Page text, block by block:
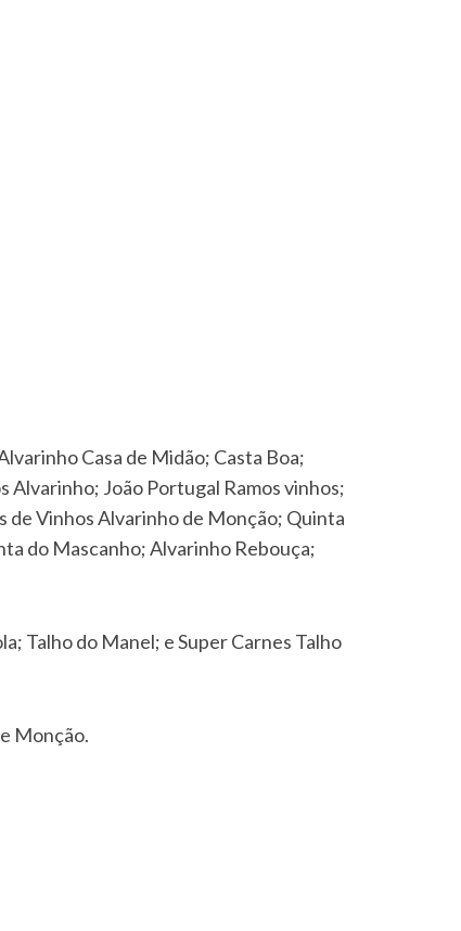
Casa de Midão; Casta Boa;
Alvarinho; João Portugal Ramos vinhos;
de Vinhos Alvarinho de Monção; Quinta
do Mascanho; Alvarinho Rebouça;
Talho do Manel; e Super Carnes Talho
Monção.